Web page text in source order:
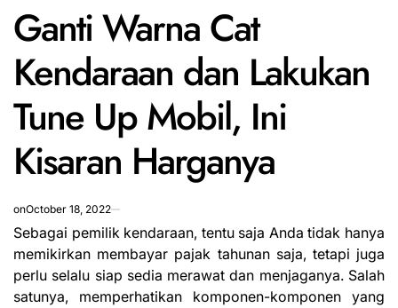
Ganti Warna Cat
Kendaraan dan Lakukan
Tune Up Mobil, Ini
Kisaran Harganya
onOctober 18, 2022
Sebagai pemilik kendaraan, tentu saja Anda tidak hanya
memikirkan membayar pajak tahunan saja, tetapi juga
perlu selalu siap sedia merawat dan menjaganya. Salah
satunya, memperhatikan komponen-komponen yang